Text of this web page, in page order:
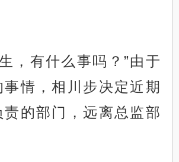
，有什么事吗？”由于
情，相川步决定近期
责的部门，远离总监部